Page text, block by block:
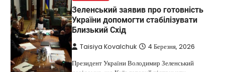
Зеленський заявив про готовність
України допомогти стабілізувати
Близький Схід
Taisiya Kovalchuk 4 Березня, 2026
Президент України Володимир Зеленський